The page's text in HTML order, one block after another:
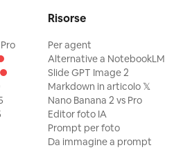
Risorse
Per agent
Alternative a NotebookLM
Slide GPT Image 2
Markdown in articolo 𝕏
Nano Banana 2 vs Pro
Editor foto IA
Prompt per foto
Da immagine a prompt